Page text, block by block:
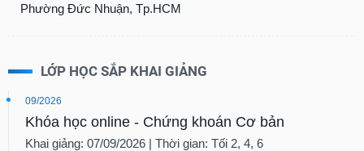
Phường Đức Nhuận, Tp.HCM
LỚP HỌC SẮP KHAI GIẢNG
09/2026
Khóa học online - Chứng khoán Cơ bản
Khai giảng: 07/09/2026 | Thời gian: Tối 2, 4, 6